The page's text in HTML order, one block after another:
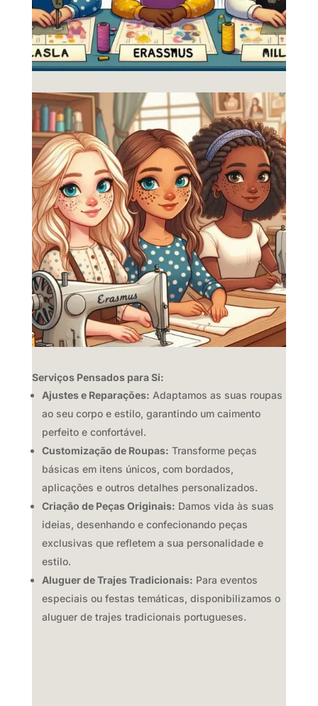
Serviços Pensados para Si:
Ajustes e Reparações: Adaptamos as suas roupas
ao seu corpo e estilo, garantindo um caimento
perfeito e confortável.
Customização de Roupas: Transforme peças
básicas em itens únicos, com bordados,
aplicações e outros detalhes personalizados.
Criação de Peças Originais: Damos vida às suas
ideias, desenhando e confecionando peças
exclusivas que refletem a sua personalidade e
estilo.
Aluguer de Trajes Tradicionais: Para eventos
especiais ou festas temáticas, disponibilizamos o
aluguer de trajes tradicionais portugueses.